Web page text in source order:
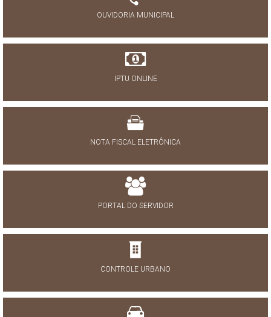
OUVIDORIA MUNICIPAL
IPTU ONLINE
NOTA FISCAL ELETRÔNICA
PORTAL DO SERVIDOR
CONTROLE URBANO